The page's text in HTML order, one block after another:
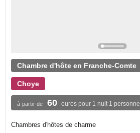
Chambre d'hôte en Franche-Comte
Choye
à partir de 60 euros pour 1 nuit 1 personne
Chambres d'hôtes de charme